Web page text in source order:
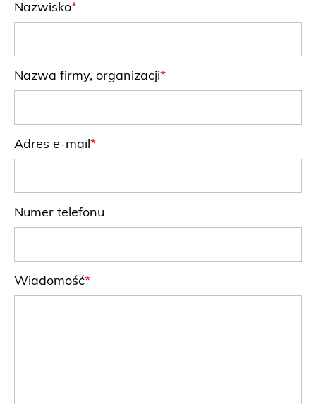
Nazwisko
Nazwa firmy, organizacji
Adres e-mail
Numer telefonu
Wiadomość